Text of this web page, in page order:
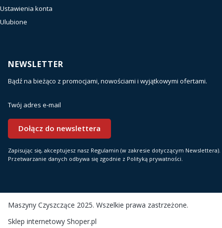
Ustawienia konta
Ulubione
NEWSLETTER
Bądź na bieżąco z promocjami, nowościami i wyjątkowymi ofertami.
Twój adres e-mail
Dołącz do newslettera
Zapisując się, akceptujesz nasz Regulamin (w zakresie dotyczącym Newslettera).
Przetwarzanie danych odbywa się zgodnie z Polityką prywatności.
Maszyny Czyszczące 2025. Wszelkie prawa zastrzeżone.
Sklep internetowy Shoper.pl